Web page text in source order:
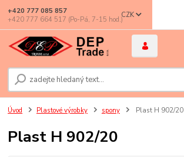
CZK
+420 777 085 857
+420 777 664 517 (Po-Pá, 7-15 hod.)
Úvod Plastové výrobky spony Plast H 902/20
Plast H 902/20